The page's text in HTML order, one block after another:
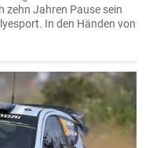
zehn Jahren Pause sein
In den Händen von